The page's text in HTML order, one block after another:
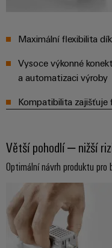
Maximální flexibilita
Vysoce výkonné
a automatizaci výroby
Kompatibilita zajišťuje
Větší pohodlí – nižší
Optimální návrh produktu pro